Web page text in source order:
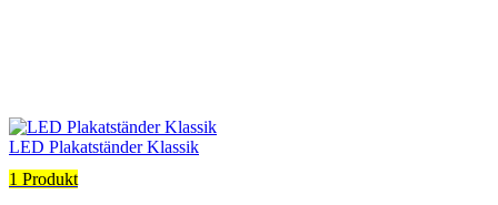
LED Plakatständer Klassik
1 Produkt